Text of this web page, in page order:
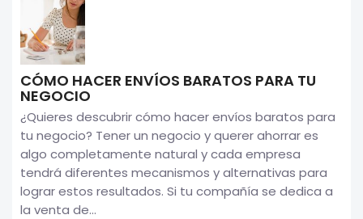
CÓMO HACER ENVÍOS BARATOS PARA TU
NEGOCIO
¿Quieres descubrir cómo hacer envíos baratos para
tu negocio? Tener un negocio y querer ahorrar es
algo completamente natural y cada empresa
tendrá diferentes mecanismos y alternativas para
lograr estos resultados. Si tu compañía se dedica a
la venta de...